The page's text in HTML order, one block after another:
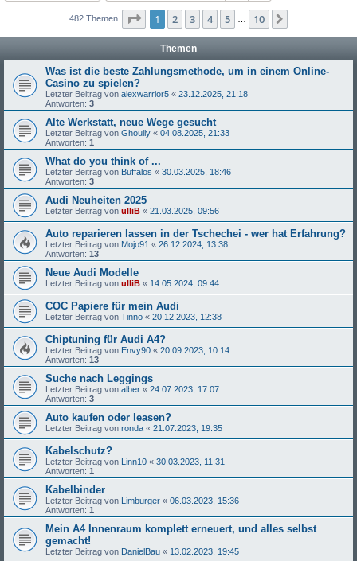
482 Themen Seite 1von 10
1 2 3 4 5 10
Themen
Was ist die beste Zahlungsmethode, um in einem Online-
Casino zu spielen?
Letzter Beitrag von alexwarrior5 « 23.12.2025, 21:18
Antworten: 3
Alte Werkstatt, neue Wege gesucht
Letzter Beitrag von Ghoully « 04.08.2025, 21:33
Antworten: 1
What do you think of ...
Letzter Beitrag von Buffalos « 30.03.2025, 18:46
Antworten: 3
Audi Neuheiten 2025
Letzter Beitrag von ulliB « 21.03.2025, 09:56
Auto reparieren lassen in der Tschechei - wer hat Erfahrung?
Letzter Beitrag von Mojo91 « 26.12.2024, 13:38
Antworten: 13
Neue Audi Modelle
Letzter Beitrag von ulliB « 14.05.2024, 09:44
COC Papiere für mein Audi
Letzter Beitrag von Tinno « 20.12.2023, 12:38
Chiptuning für Audi A4?
Letzter Beitrag von Envy90 « 20.09.2023, 10:14
Antworten: 13
Suche nach Leggings
Letzter Beitrag von alber « 24.07.2023, 17:07
Antworten: 3
Auto kaufen oder leasen?
Letzter Beitrag von ronda « 21.07.2023, 19:35
Kabelschutz?
Letzter Beitrag von Linn10 « 30.03.2023, 11:31
Antworten: 1
Kabelbinder
Letzter Beitrag von Limburger « 06.03.2023, 15:36
Antworten: 1
Mein A4 Innenraum komplett erneuert, und alles selbst
gemacht!
Letzter Beitrag von DanielBau « 13.02.2023, 19:45